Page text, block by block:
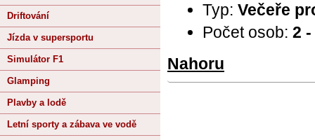
Typ: Večeře
Počet osob: 2
Nahoru
Driftování
Jízda v supersportu
Simulátor F1
Glamping
Plavby a lodě
Letní sporty a zábava ve vodě